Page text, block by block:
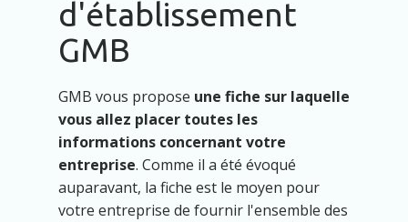
d'établissement
GMB
GMB vous propose une fiche sur laquelle
vous allez placer toutes les
informations concernant votre
entreprise. Comme il a été évoqué
auparavant, la fiche est le moyen pour
votre entreprise de fournir l'ensemble des